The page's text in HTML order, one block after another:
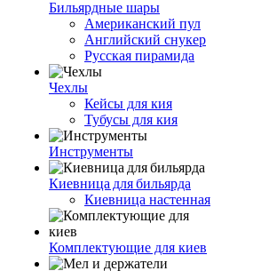
Бильярдные шары
Американский пул
Английский снукер
Русская пирамида
Чехлы
Кейсы для кия
Тубусы для кия
Инструменты
Киевница для бильярда
Киевница настенная
Комплектующие для киев